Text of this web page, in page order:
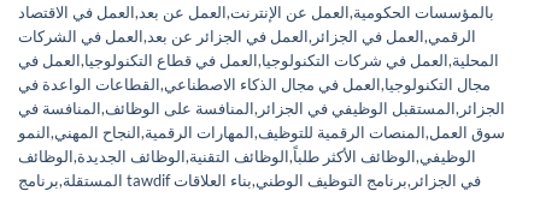
بالمؤسسات الحكومية,العمل عن الإنترنت,العمل عن بعد,العمل في الاقتصاد
الرقمي,العمل في الجزائر ,العمل في الجزائر عن بعد,العمل في الشركات
المحلية,العمل في شركات التكنولوجيا,العمل في قطاع التكنولوجيا,العمل في
مجال التكنولوجيا,العمل في مجال الذكاء الاصطناعي,القطاعات الواعدة في
الجزائر ,المستقبل الوظيفي في الجزائر ,المنافسة على الوظائف,المنافسة في
سوق العمل,المنصات الرقمية للتوظيف,المهارات الرقمية,النجاح المهني,النمو
الوظيفي,الوظائف الأكثر طلباً,الوظائف التقنية,الوظائف الجديدة,الوظائف
المستقلة, برنامج tawdif في الجزائر ,برنامج التوظيف الوطني,بناء العلاقات